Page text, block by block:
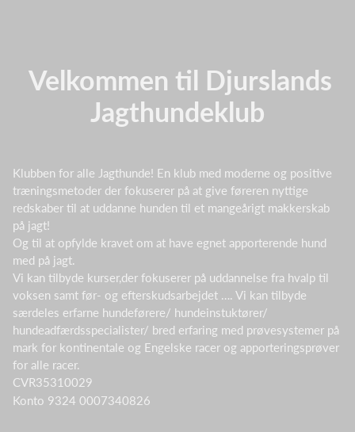
Velkommen til Djurslands
Jagthundeklub
Klubben for alle Jagthunde! En klub med moderne og positive
træningsmetoder der fokuserer på at give føreren nyttige
redskaber til at uddanne hunden til et mangeårigt makkerskab
på jagt!
Og til at opfylde kravet om at have egnet apporterende hund
med på jagt.
Vi kan tilbyde kurser,der fokuserer på uddannelse fra hvalp til
voksen samt før- og efterskudsarbejdet …. Vi kan tilbyde
særdeles erfarne hundeførere/ hundeinstuktører/
hundeadfærdsspecialister/ bred erfaring med prøvesystemer på
mark for kontinentale og Engelske racer og apporteringsprøver
for alle racer.
CVR35310029
Konto 9324 0007340826